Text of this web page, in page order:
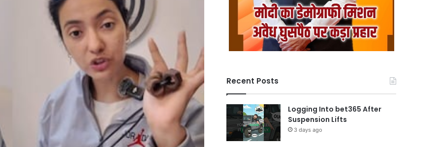
Recent Posts
Logging Into bet365 After
Suspension Lifts
3 days ago